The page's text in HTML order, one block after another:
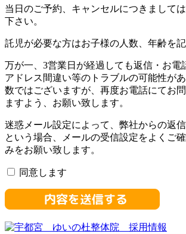
当日のご予約、キャンセルにつきまして
下さい。
託児が必要な方はお子様の人数、年齢を記
万が一、3営業日が経過しても返信・お電
アドレス間違い等のトラブルの可能性が
数ではございますが、再度お電話にてお
ますよう、お願い致します。
迷惑メール設定によって、弊社からの返
という場合、メールの受信設定をよくご
みをお願い致します。
同意します